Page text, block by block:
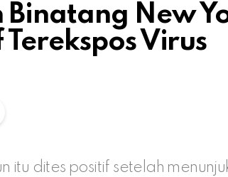
Binatang New
Virus
itu dites positif setelah